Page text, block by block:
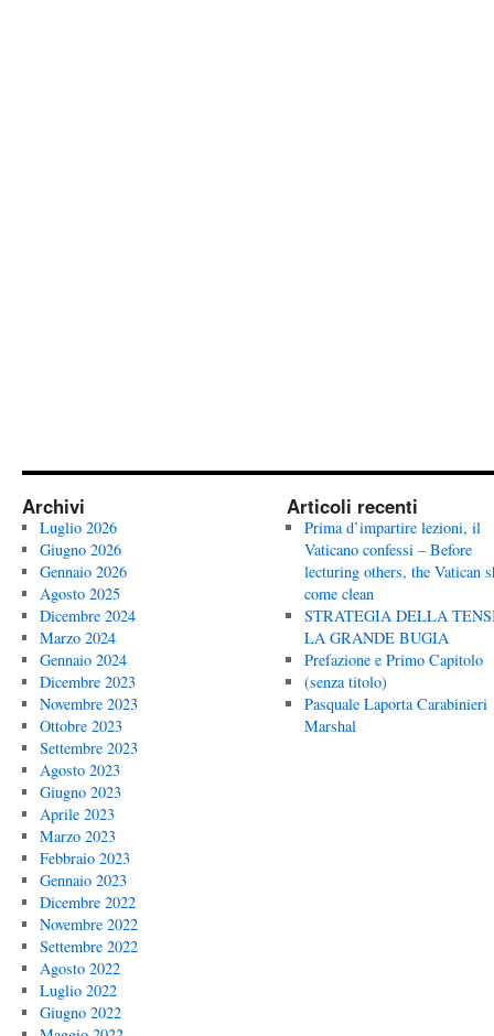
Archivi
Luglio 2026
Giugno 2026
Gennaio 2026
Agosto 2025
Dicembre 2024
Marzo 2024
Gennaio 2024
Dicembre 2023
Novembre 2023
Ottobre 2023
Settembre 2023
Agosto 2023
Giugno 2023
Aprile 2023
Marzo 2023
Febbraio 2023
Gennaio 2023
Dicembre 2022
Novembre 2022
Settembre 2022
Agosto 2022
Luglio 2022
Giugno 2022
Articoli recenti
Prima d’impartire lezioni, il
Vaticano confessi – Before
lecturing others, the Vatican
come clean
STRATEGIA DELLA
LA GRANDE BUGIA
Prefazione e Primo Capitolo
(senza titolo)
Pasquale Laporta Carabinieri
Marshal